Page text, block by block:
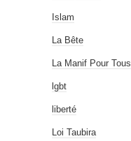
Islam
La Bête
La Manif Pour Tous
lgbt
liberté
Loi Taubira